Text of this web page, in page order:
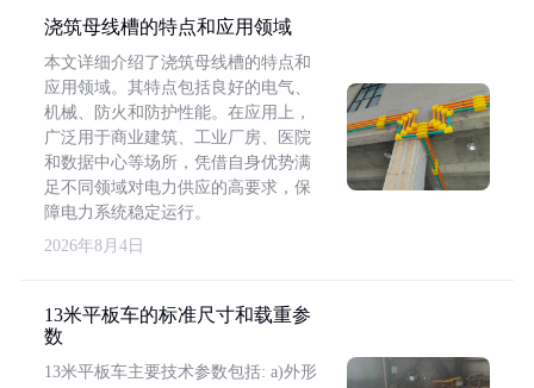
浇筑母线槽的特点和应用领域
本文详细介绍了浇筑母线槽的特点和
应用领域。其特点包括良好的电气、
机械、防火和防护性能。在应用上，
广泛用于商业建筑、工业厂房、医院
和数据中心等场所，凭借自身优势满
足不同领域对电力供应的高要求，保
障电力系统稳定运行。
2026年8月4日
13米平板车的标准尺寸和载重参
数
13米平板车主要技术参数包括: a)外形